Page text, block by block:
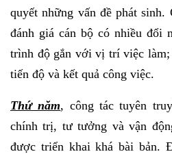
quyết những vấn đề phát sinh.
đánh giá cán bộ có nhiều đổi
trình độ gắn với vị trí việc
tiến độ và kết quả công việc.
Thứ năm, công tác tuyên
chính trị, tư tưởng và vận
được triển khai khá bài bản.